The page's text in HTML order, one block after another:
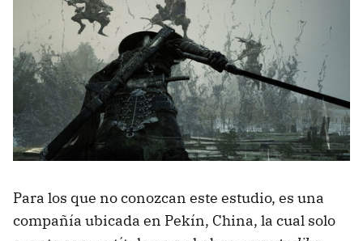
Para los que no conozcan este estudio, es una
compañía ubicada en Pekín, China, la cual solo